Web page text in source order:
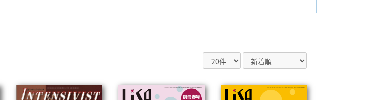
生命科学・関連書籍(38)
臨床医学:外科系(249)
基礎医学(93)